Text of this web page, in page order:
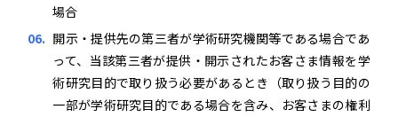
場合
開示・提供先の第三者が学術研究機関等である場合であ
って、当該第三者が提供・開示されたお客さま情報を学
術研究目的で取り扱う必要があるとき（取り扱う目的の
一部が学術研究目的である場合を含み、お客さまの権利